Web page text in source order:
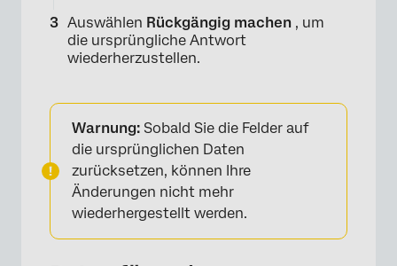
Auswählen Rückgängig machen , um
die ursprüngliche Antwort
wiederherzustellen.
Warnung: Sobald Sie die Felder auf
die ursprünglichen Daten
zurücksetzen, können Ihre
Änderungen nicht mehr
wiederhergestellt werden.